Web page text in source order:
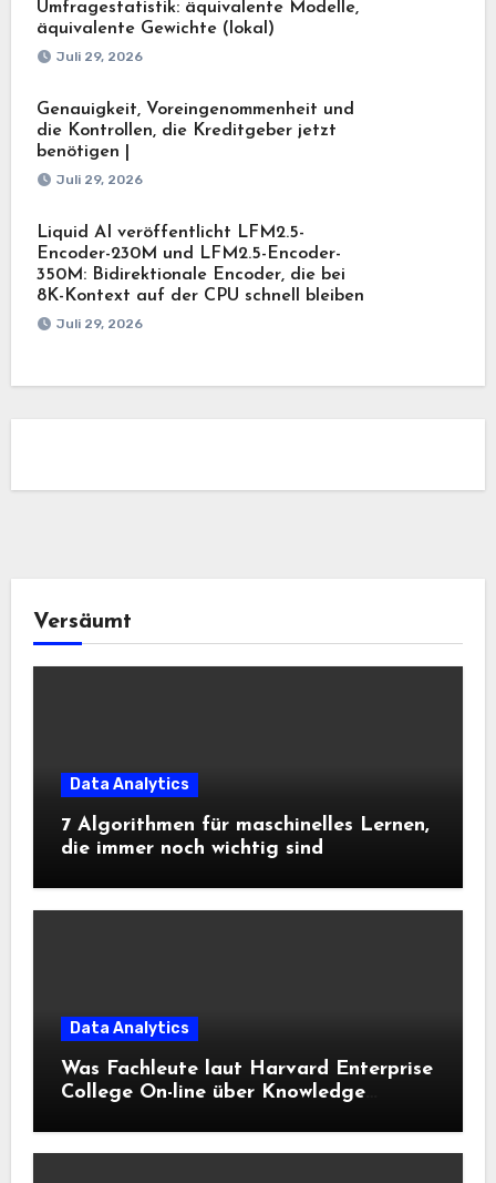
Umfragestatistik: äquivalente Modelle,
äquivalente Gewichte (lokal)
Juli 29, 2026
Genauigkeit, Voreingenommenheit und
die Kontrollen, die Kreditgeber jetzt
benötigen |
Juli 29, 2026
Liquid AI veröffentlicht LFM2.5-
Encoder-230M und LFM2.5-Encoder-
350M: Bidirektionale Encoder, die bei
8K-Kontext auf der CPU schnell bleiben
Juli 29, 2026
Versäumt
Data Analytics
7 Algorithmen für maschinelles Lernen,
die immer noch wichtig sind
Data Analytics
Was Fachleute laut Harvard Enterprise
College On-line über Knowledge